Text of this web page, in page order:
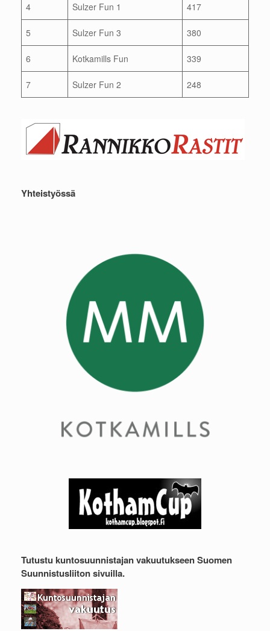
4 Sulzer Fun 1 417
5 Sulzer Fun 3 380
6 Kotkamills Fun 339
7 Sulzer Fun 2 248
Yhteistyössä
Tutustu kuntosuunnistajan vakuutukseen Suomen
Suunnistusliiton sivuilla.